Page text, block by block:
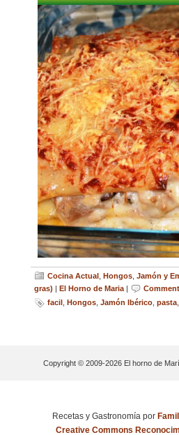
Cocina Actual Hongos Jamón y
gras) | El Horno de Maria |
facil Hongos Jamón Ibérico pasta
Copyright © 2009-2026 El horno de
Recetas y Gastronomíapor
Creative Commons